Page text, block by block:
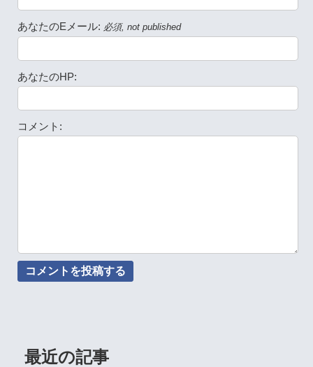
あなたのEメール: 必須, not published
あなたのHP:
コメント:
最近の記事